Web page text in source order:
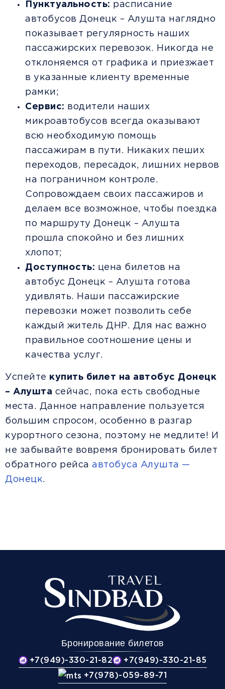
Пунктуальность: расписание
автобусов Донецк – Алушта наглядно
показывает регулярность наших
пассажирских перевозок. Никогда не
отклоняемся от графика и приезжает
в указанные клиенту временные
рамки;
Сервис: водители наших
микроавтобусов всегда оказывают
всю необходимую помощь
пассажирам в пути. Никаких пеших
переходов, пересадок, лишних нервов
на пограничном контроле.
Сопровождаем своих пассажиров и
делаем все возможное, чтобы поездка
по маршруту Донецк – Алушта
прошла спокойно и без лишних
хлопот;
Доступность: цена билетов на
автобус Донецк – Алушта готова
удивлять. Наши пассажирские
перевозки может позволить себе
каждый житель ДНР. Для нас важно
правильное соотношение цены и
качества услуг.
Успейте купить билет на автобус Донецк
– Алушта сейчас, пока есть свободные
места. Данное направление пользуется
большим спросом, особенно в разгар
курортного сезона, поэтому не медлите! И
не забывайте вовремя бронировать билет
обратного рейса автобуса Алушта —
Донецк.
Бронирование билетов
+7(949)-330-21-82
+7(949)-330-21-85
+7(978)-059-89-71